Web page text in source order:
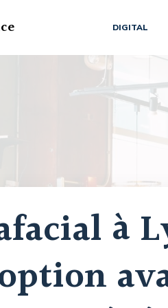
DIGITAL
à